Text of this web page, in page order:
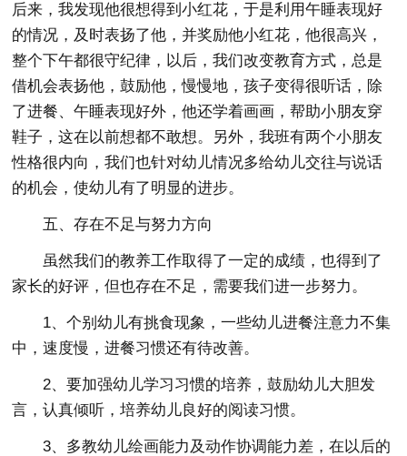
后来，我发现他很想得到小红花，于是利用午睡表现好
的情况，及时表扬了他，并奖励他小红花，他很高兴，
整个下午都很守纪律，以后，我们改变教育方式，总是
借机会表扬他，鼓励他，慢慢地，孩子变得很听话，除
了进餐、午睡表现好外，他还学着画画，帮助小朋友穿
鞋子，这在以前想都不敢想。另外，我班有两个小朋友
性格很内向，我们也针对幼儿情况多给幼儿交往与说话
的机会，使幼儿有了明显的进步。
五、存在不足与努力方向
虽然我们的教养工作取得了一定的成绩，也得到了
家长的好评，但也存在不足，需要我们进一步努力。
1、个别幼儿有挑食现象，一些幼儿进餐注意力不集
中，速度慢，进餐习惯还有待改善。
2、要加强幼儿学习习惯的培养，鼓励幼儿大胆发
言，认真倾听，培养幼儿良好的阅读习惯。
3、多教幼儿绘画能力及动作协调能力差，在以后的